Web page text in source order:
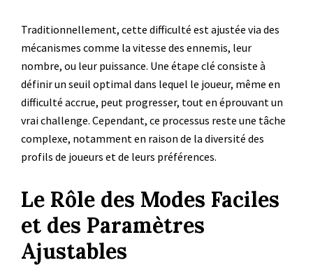
Traditionnellement, cette difficulté est ajustée via des
mécanismes comme la vitesse des ennemis, leur
nombre, ou leur puissance. Une étape clé consiste à
définir un seuil optimal dans lequel le joueur, même en
difficulté accrue, peut progresser, tout en éprouvant un
vrai challenge. Cependant, ce processus reste une tâche
complexe, notamment en raison de la diversité des
profils de joueurs et de leurs préférences.
Le Rôle des Modes Faciles
et des Paramètres
Ajustables